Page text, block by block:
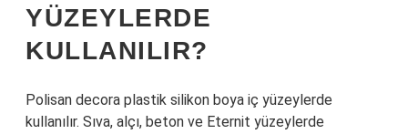
YÜZEYLERDE
KULLANILIR?
Polisan decora plastik silikon boya iç yüzeylerde
kullanılır. Sıva, alçı, beton ve Eternit yüzeylerde